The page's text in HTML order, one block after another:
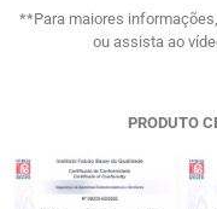
**Para maiores
ou assista ao
PRODUTO